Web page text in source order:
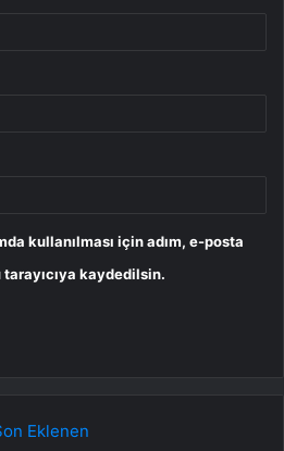
kullanılması için adım, e-posta
kaydedilsin.
Eklenen